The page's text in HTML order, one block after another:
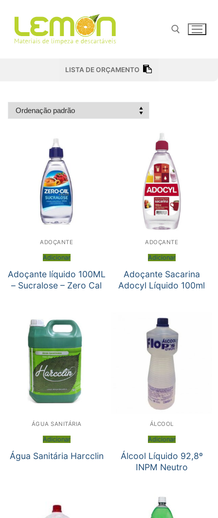
para
conteúdo
Pesquisar por:
LISTA DE ORÇAMENTO
ADOÇANTE
Adicionar
Adoçante líquido 100ML
– Sucralose – Zero Cal
ADOÇANTE
Adicionar
Adoçante Sacarina
Adocyl Líquido 100ml
ÁGUA SANITÁRIA
Adicionar
Água Sanitária Harcclin
ÁLCOOL
Adicionar
Álcool Líquido 92,8º
INPM Neutro